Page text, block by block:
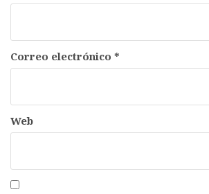
Correo electrónico *
Web